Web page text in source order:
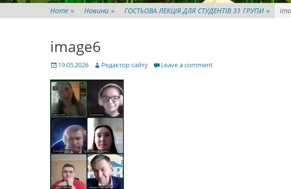
Home » Новини » ГОСТЬОВА ЛЕКЦІЯ ДЛЯ СТУДЕНТІВ 31 ГРУПИ »
image6
Posted
19.05.2026 Author
Редактор сайту Leave a comment